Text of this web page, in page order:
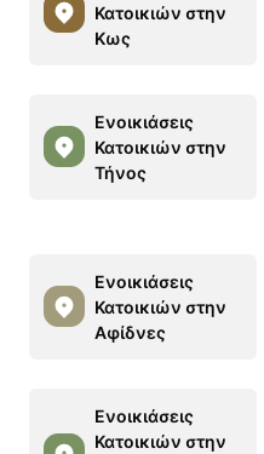
Κατοικιών στην
Κως
Ενοικιάσεις
Κατοικιών στην
Τήνος
Ενοικιάσεις
Κατοικιών στην
Αφίδνες
Ενοικιάσεις
Κατοικιών στην